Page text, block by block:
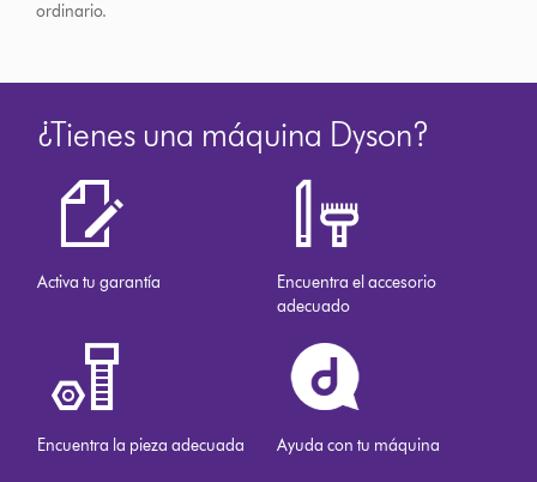
ordinario.
¿Tienes una máquina Dyson?
Activa tu garantía
Encuentra el accesorio
adecuado
Encuentra la pieza adecuada Ayuda con tu máquina